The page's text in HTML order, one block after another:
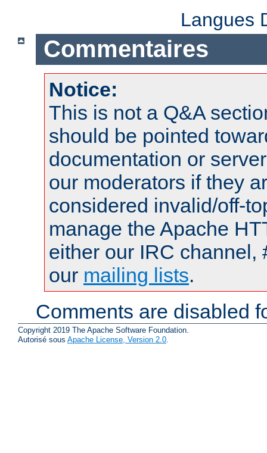
Langues
Commentaires
Notice:
This is not a Q&A
should be pointed
documentation or
our moderators if they
considered invalid/off-
manage the Apache
either our IRC channel,
our mailing lists.
Comments are disabled
Copyright 2019 The Apache Software Foundation.
Autorisé sous Apache License, Version 2.0